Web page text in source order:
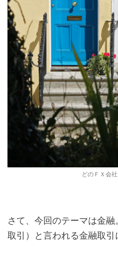
どのＦＸ会
さて、今回のテーマは金
取引）と言われる金融取引